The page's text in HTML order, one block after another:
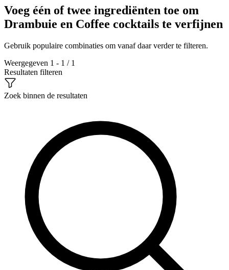
Voeg één of twee ingrediënten toe om
Drambuie en Coffee cocktails te verfijnen
Gebruik populaire combinaties om vanaf daar verder te filteren.
Weergegeven 1 - 1 / 1
Resultaten filteren
Zoek binnen de resultaten